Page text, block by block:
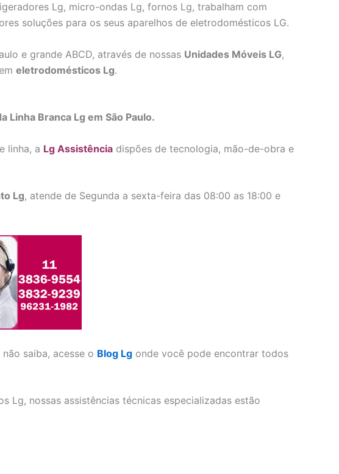
Lg, micro-ondas Lg, fornos Lg, trabalham com
soluções para os seus aparelhos de eletrodomésticos LG.
e grande ABCD, através de nossas Unidades Móveis LG,
eletrodomésticos Lg.
Linha Branca Lg em São Paulo.
linha, a Lg Assistência dispões de tecnologia, mão-de-obra e
Lg, atende de Segunda a sexta-feira das 08:00 as 18:00 e
saiba, acesse o Blog Lg onde você pode encontrar todos
Lg, nossas assistências técnicas especializadas estão